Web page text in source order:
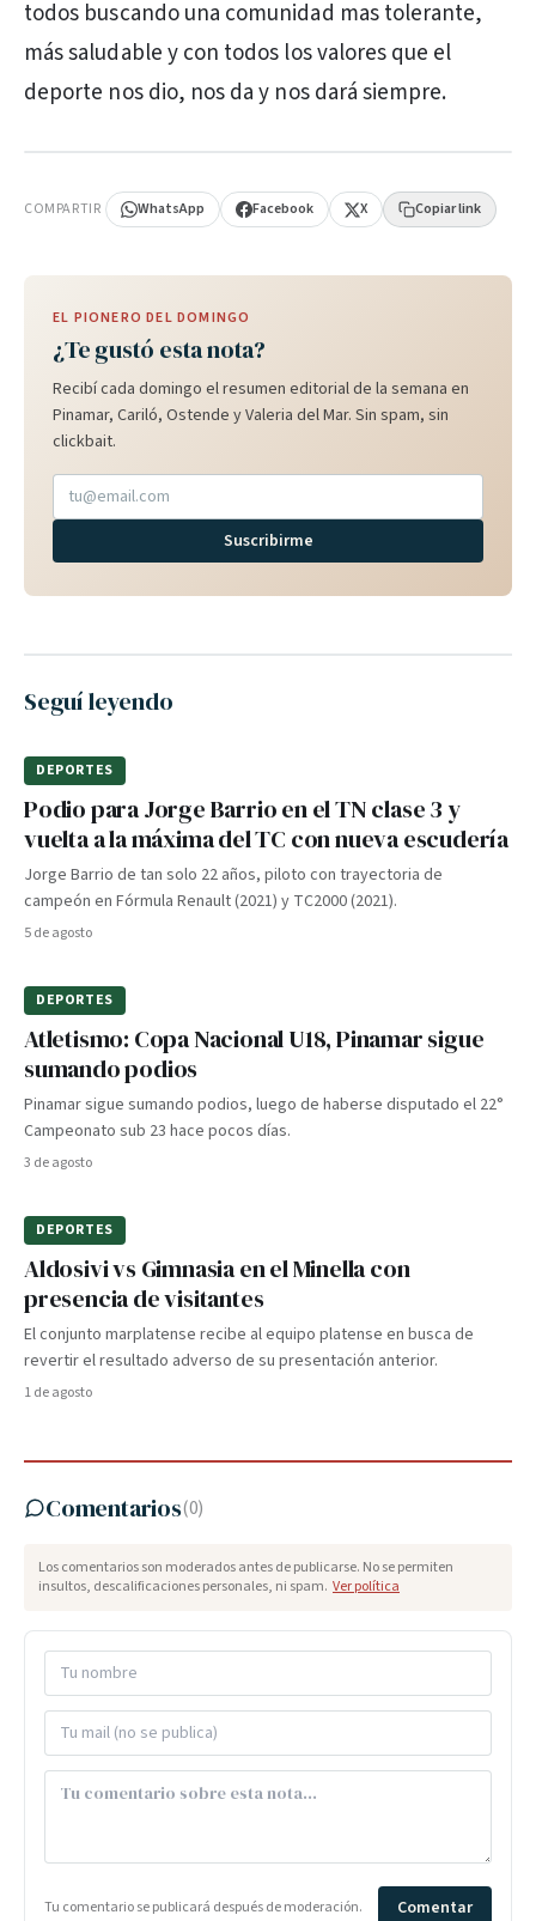
todos buscando una comunidad mas tolerante,
más saludable y con todos los valores que el
deporte nos dio, nos da y nos dará siempre.
COMPARTIR WhatsApp Facebook X Copiar link
EL PIONERO DEL DOMINGO
¿Te gustó esta nota?
Recibí cada domingo el resumen editorial de la semana en
Pinamar, Cariló, Ostende y Valeria del Mar. Sin spam, sin
clickbait.
Suscribirme
Seguí leyendo
DEPORTES
Podio para Jorge Barrio en el TN clase 3 y
vuelta a la máxima del TC con nueva escudería
Jorge Barrio de tan solo 22 años, piloto con trayectoria de
campeón en Fórmula Renault (2021) y TC2000 (2021).
5 de agosto
DEPORTES
Atletismo: Copa Nacional U18, Pinamar sigue
sumando podios
Pinamar sigue sumando podios, luego de haberse disputado el 22°
Campeonato sub 23 hace pocos días.
3 de agosto
DEPORTES
Aldosivi vs Gimnasia en el Minella con
presencia de visitantes
El conjunto marplatense recibe al equipo platense en busca de
revertir el resultado adverso de su presentación anterior.
1 de agosto
Comentarios(0)
Los comentarios son moderados antes de publicarse. No se permiten
insultos, descalificaciones personales, ni spam. Ver política
Tu comentario se publicará después de moderación. Comentar